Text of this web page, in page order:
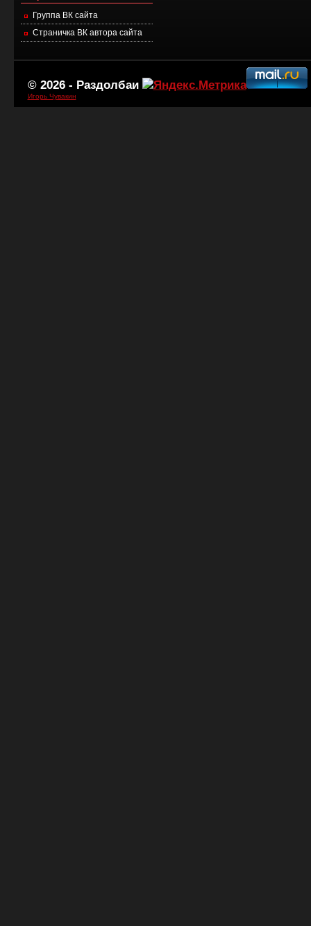
Группа ВК сайта
Страничка ВК автора сайта
© 2026 - Раздолбаи
Игорь Чувакин